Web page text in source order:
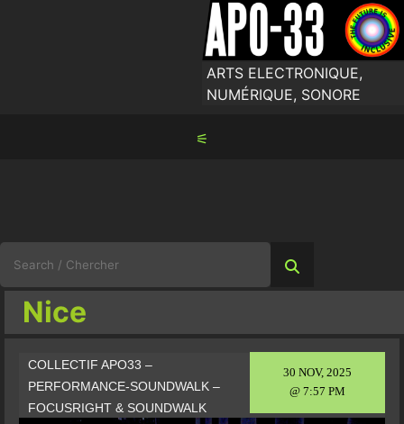
ARTS ELECTRONIQUE,
NUMÉRIQUE, SONORE
⚟
for:
Nice
30 NOV, 2025
@ 7:57 PM
COLLECTIF APO33 –
PERFORMANCE-SOUNDWALK –
FOCUSRIGHT & SOUNDWALK